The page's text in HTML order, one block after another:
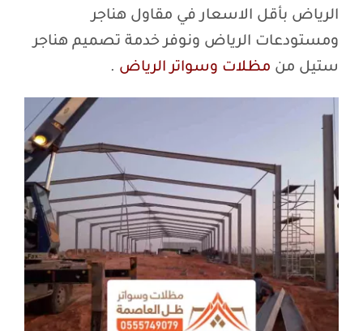
الرياض بأقل الاسعار في مقاول هناجر
ومستودعات الرياض ونوفر خدمة تصميم هناجر
ستيل من مظلات وسواتر الرياض .